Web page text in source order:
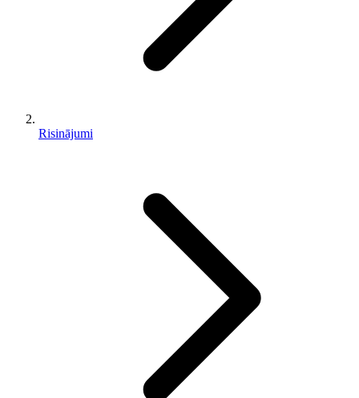
Risinājumi